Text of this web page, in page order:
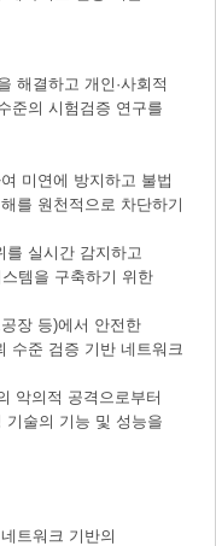
해결하고 개인·사회적
준의 시험검증 연구를
미연에 방지하고 불법
를 원천적으로 차단하기
를 실시간 감지하고
템을 구축하기 위한
장 등)에서 안전한
수준 검증 기반 네트워크
악의적 공격으로부터
기술의 기능 및 성능을
트워크 기반의